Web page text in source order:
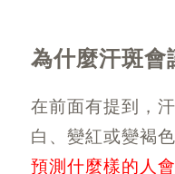
為什麼汗斑會
在前面有提到，
白、變紅或變褐
預測什麼樣的人